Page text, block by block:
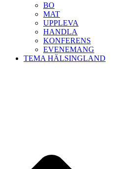
BO
MAT
UPPLEVA
HANDLA
KONFERENS
EVENEMANG
TEMA HÄLSINGLAND